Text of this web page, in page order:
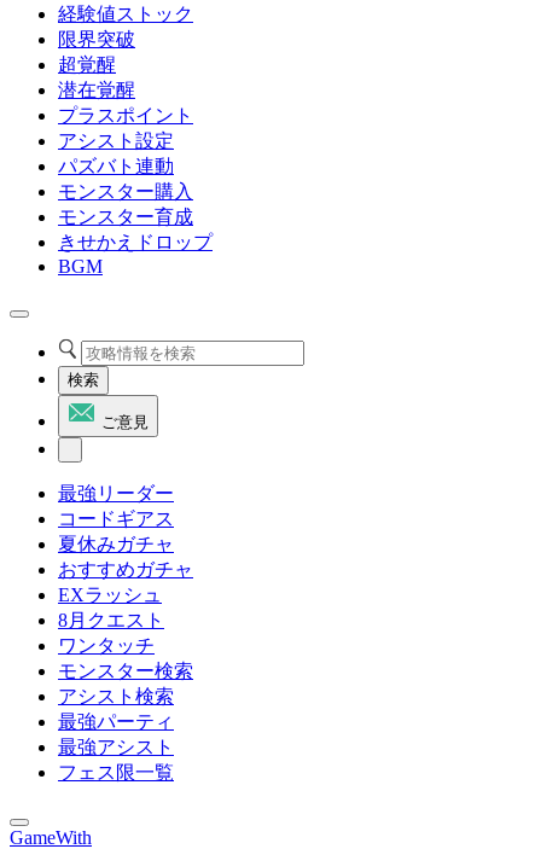
経験値ストック
限界突破
超覚醒
潜在覚醒
プラスポイント
アシスト設定
パズバト連動
モンスター購入
モンスター育成
きせかえドロップ
BGM
検索
ご意見
最強リーダー
コードギアス
夏休みガチャ
おすすめガチャ
EXラッシュ
8月クエスト
ワンタッチ
モンスター検索
アシスト検索
最強パーティ
最強アシスト
フェス限一覧
GameWith